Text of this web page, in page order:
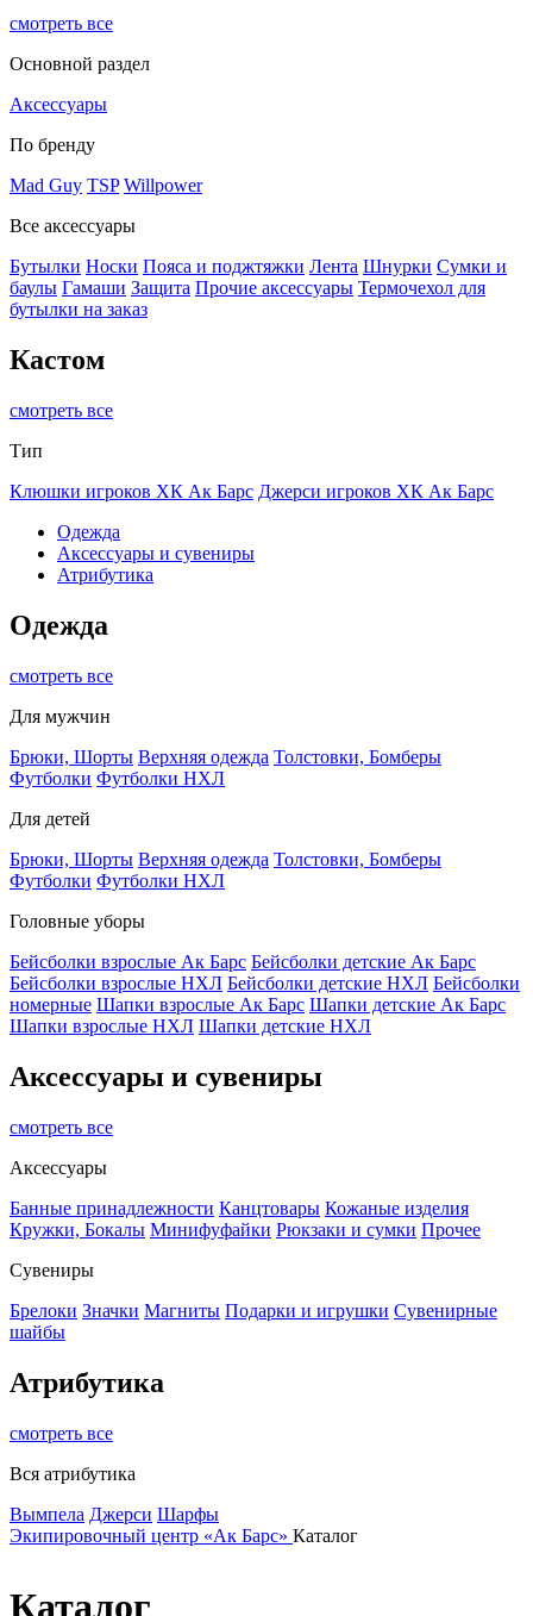
смотреть все
Основной раздел
Аксессуары
По бренду
Mad Guy TSP Willpower
Все аксессуары
Бутылки Носки Пояса и поджтяжки Лента Шнурки Сумки и
баулы Гамаши Защита Прочие аксессуары Термочехол для
бутылки на заказ
Кастом
смотреть все
Тип
Клюшки игроков ХК Ак Барс Джерси игроков ХК Ак Барс
Одежда
Аксессуары и сувениры
Атрибутика
Одежда
смотреть все
Для мужчин
Брюки, Шорты Верхняя одежда Толстовки, Бомберы
Футболки Футболки НХЛ
Для детей
Брюки, Шорты Верхняя одежда Толстовки, Бомберы
Футболки Футболки НХЛ
Головные уборы
Бейсболки взрослые Ак Барс Бейсболки детские Ак Барс
Бейсболки взрослые НХЛ Бейсболки детские НХЛ Бейсболки
номерные Шапки взрослые Ак Барс Шапки детские Ак Барс
Шапки взрослые НХЛ Шапки детские НХЛ
Аксессуары и сувениры
смотреть все
Аксессуары
Банные принадлежности Канцтовары Кожаные изделия
Кружки, Бокалы Минифуфайки Рюкзаки и сумки Прочее
Сувениры
Брелоки Значки Магниты Подарки и игрушки Сувенирные
шайбы
Атрибутика
смотреть все
Вся атрибутика
Вымпела Джерси Шарфы
Экипировочный центр «Ак Барс» Каталог
Каталог